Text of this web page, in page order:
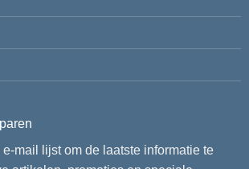
mail lijst om de laatste informatie te